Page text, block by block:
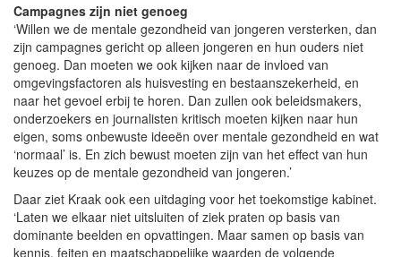
Campagnes zijn niet genoeg
‘Willen we de mentale gezondheid van jongeren versterken, dan
zijn campagnes gericht op alleen jongeren en hun ouders niet
genoeg. Dan moeten we ook kijken naar de invloed van
omgevingsfactoren als huisvesting en bestaanszekerheid, en
naar het gevoel erbij te horen. Dan zullen ook beleidsmakers,
onderzoekers en journalisten kritisch moeten kijken naar hun
eigen, soms onbewuste ideeën over mentale gezondheid en wat
‘normaal’ is. En zich bewust moeten zijn van het effect van hun
keuzes op de mentale gezondheid van jongeren.’
Daar ziet Kraak ook een uitdaging voor het toekomstige kabinet.
‘Laten we elkaar niet uitsluiten of ziek praten op basis van
dominante beelden en opvattingen. Maar samen op basis van
kennis, feiten en maatschappelijke waarden de volgende